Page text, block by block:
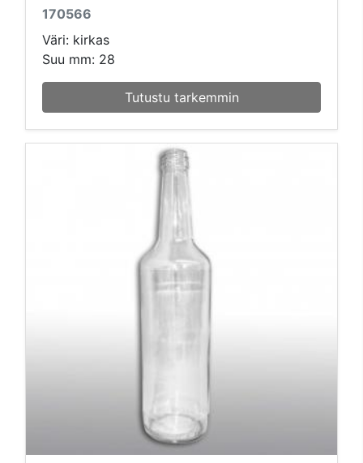
170566
Väri: kirkas
Suu mm: 28
Tutustu tarkemmin